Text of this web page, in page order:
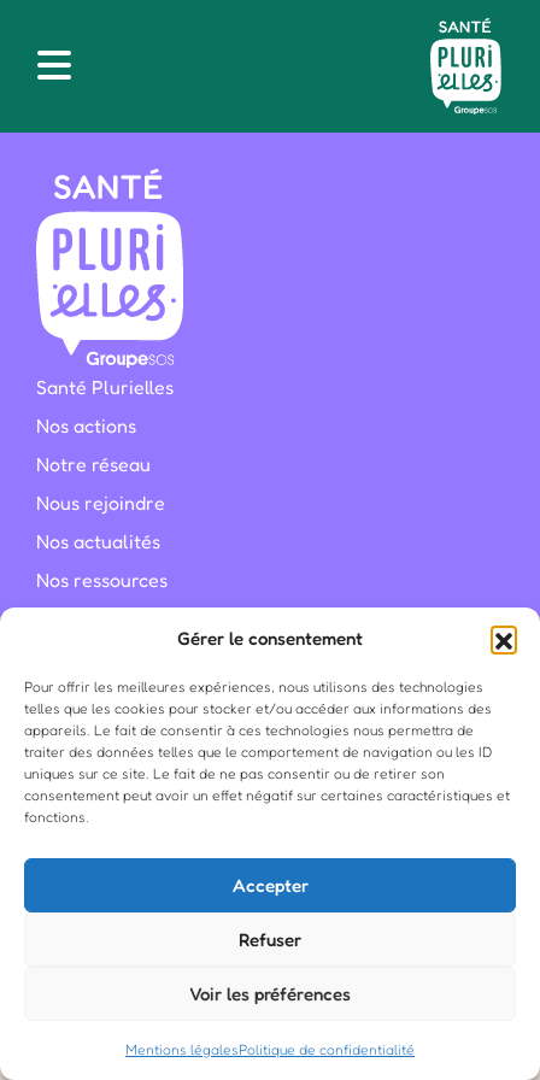
Gérer le consentement
Pour offrir les meilleures expériences, nous utilisons des technologies
telles que les cookies pour stocker et/ou accéder aux informations des
appareils. Le fait de consentir à ces technologies nous permettra de
traiter des données telles que le comportement de navigation ou les ID
uniques sur ce site. Le fait de ne pas consentir ou de retirer son
consentement peut avoir un effet négatif sur certaines caractéristiques et
fonctions.
Accepter
Refuser
Voir les préférences
Mentions légalesPolitique de confidentialité
Santé Plurielles
Nos actions
Notre réseau
Nous rejoindre
Nos actualités
Nos ressources
Un projet du
©Santé Plurielles2026
Mentions légales
Politique de confidentialité